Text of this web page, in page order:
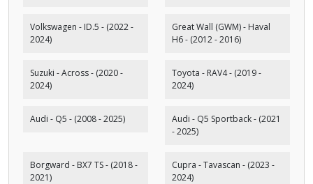
Volkswagen - ID.5 - (2022 -
2024)
Great Wall (GWM) - Haval
H6 - (2012 - 2016)
Suzuki - Across - (2020 -
2024)
Toyota - RAV4 - (2019 -
2024)
Audi - Q5 - (2008 - 2025)
Audi - Q5 Sportback - (2021
- 2025)
Borgward - BX7 TS - (2018 -
2021)
Cupra - Tavascan - (2023 -
2024)